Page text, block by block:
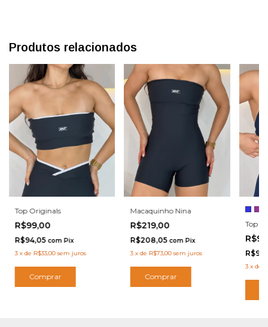
Produtos relacionados
Top Originals
R$99,00
R$94,05 com Pix
3 xde R$33,00 sem juros
Comprar
Macaquinho Nina
R$219,00
R$208,05 com Pix
3 xde R$73,00 sem juros
Comprar
Top
3 x de